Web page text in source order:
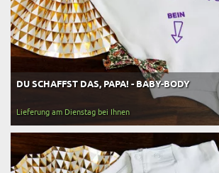
DU SCHAFFST DAS, PAPA! - BABY-BODY
Lieferung am Dienstag bei Ihnen